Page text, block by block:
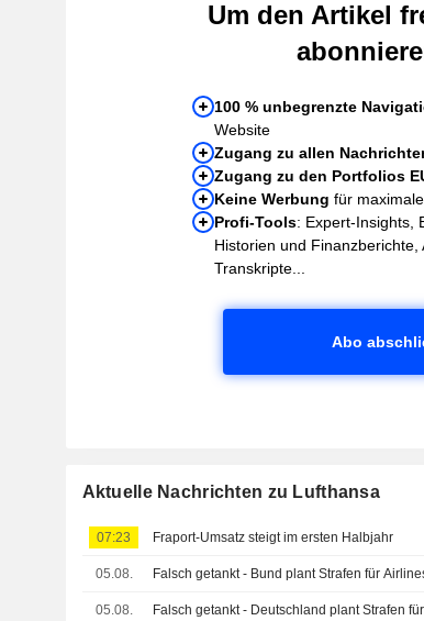
Um den Artikel
100 % unbegrenzte
Website
Zugang zu allen
Zugang zu den Portfolios
Keine Werbung für
Profi-Tools: Expert-Insights,
Historien und Finanzberichte,
Transkripte...
Abo
Aktuelle Nachrichten zu Lufthansa
07:23 Fraport-Umsatz steigt im ersten Halbjahr
05.08. Falsch getankt - Bund plant Strafen für
05.08. Falsch getankt - Deutschland plant Strafen